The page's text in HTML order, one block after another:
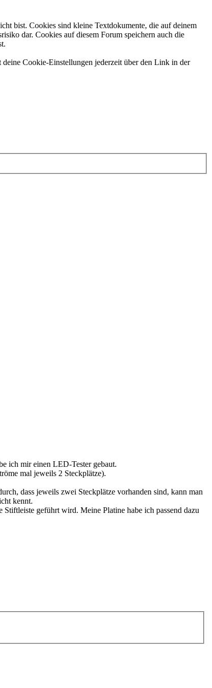
bist. Cookies sind kleine Textdokumente, die auf deinem
dar. Cookies auf diesem Forum speichern auch die
Cookie-Einstellungen jederzeit über den Link in der
ich mir einen LED-Tester gebaut.
mal jeweils 2 Steckplätze).
dass jeweils zwei Steckplätze vorhanden sind, kann man
kennt.
geführt wird. Meine Platine habe ich passend dazu